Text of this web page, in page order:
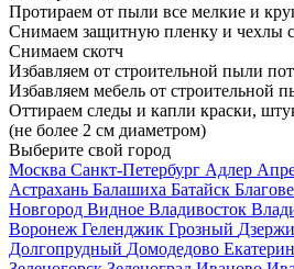
Протираем от пыли все мелкие и
Снимаем защитную пленку и чехлы
Снимаем скотч
Избавляем от строительной пыли
Избавляем мебель от строительной
Оттираем следы и капли краски,
(не более 2 см диаметром)
Выберите свой город
Москва Санкт-Петербург Адлер
Астрахань Балашиха Батайск
Новгород Видное Владивосток
Воронеж Геленджик Грозный
Долгопрудный Домодедово